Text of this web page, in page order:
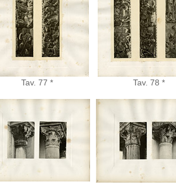
Tav. 77 * Tav. 78 *